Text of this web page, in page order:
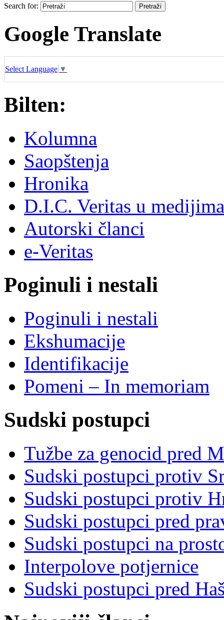
Search for:
Google Translate
Select Language ▼
Bilten:
Kolumna
Saopštenja
Hronika
D.I.C. Veritas u medijima
Autorski članci
e-Veritas
Poginuli i nestali
Poginuli i nestali
Ekshumacije
Identifikacije
Pomeni – In memoriam
Sudski postupci
Tužbe za genocid pred
Sudski postupci protiv
Sudski postupci protiv
Sudski postupci pred
Sudski postupci na
Interpolove potjernice
Sudski postupci pred